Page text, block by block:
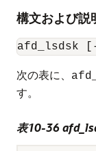
構文および説
afd_lsdsk
次の表に、
す。
表10-36